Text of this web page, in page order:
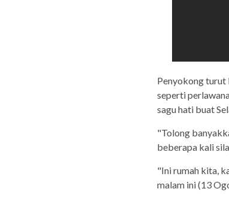
Penyokong turut
seperti
sagu hati buat
"Tolong
beberapa kali
"Ini rumah kita,
malam ini (13